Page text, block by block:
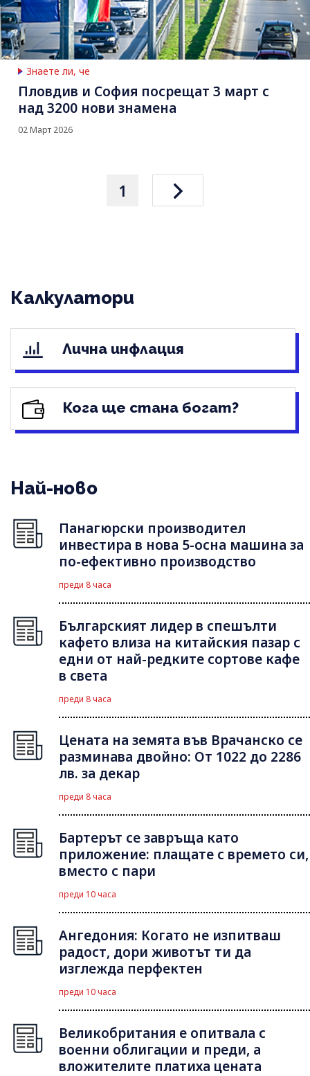
Знаете ли, че
Пловдив и София посрещат 3 март с
над 3200 нови знамена
02 Март 2026
1
Калкулатори
Лична инфлация
Кога ще стана богат?
Най-ново
Панагюрски производител
инвестира в нова 5-осна машина за
по-ефективно производство
преди 8 часа
Българският лидер в спешълти
кафето влиза на китайския пазар с
едни от най-редките сортове кафе
в света
преди 8 часа
Цената на земята във Врачанско се
разминава двойно: От 1022 до 2286
лв. за декар
преди 8 часа
Бартерът се завръща като
приложение: плащате с времето си,
вместо с пари
преди 10 часа
Ангедония: Когато не изпитваш
радост, дори животът ти да
изглежда перфектен
преди 10 часа
Великобритания е опитвала с
военни облигации и преди, а
вложителите платиха цената